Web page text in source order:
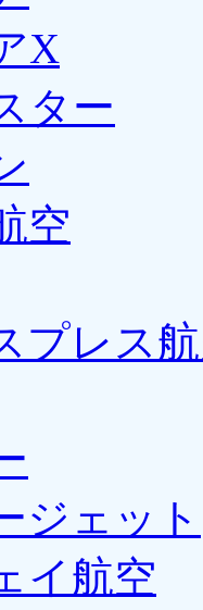
X
ター
空
プレス
ジェット
イ航空